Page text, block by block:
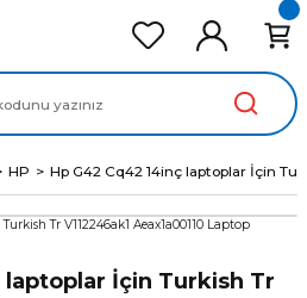
HP Hp G42 Cq42 14inç laptoplar İçin
laptoplar İçin Turkish Tr